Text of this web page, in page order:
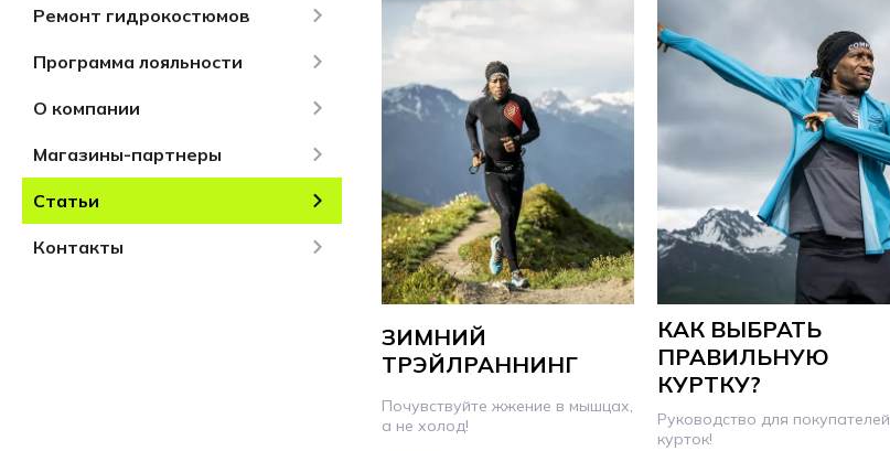
ЗИМНИЙ
ТРЭЙЛРАННИНГ
Почувствуйте жжение в мышцах,
а не холод!
КАК ВЫБРАТЬ
ПРАВИЛЬНУЮ
КУРТКУ?
Руководство для покупателей
курток!
Ремонт гидрокостюмов
Программа лояльности
О компании
Магазины-партнеры
Статьи
Контакты